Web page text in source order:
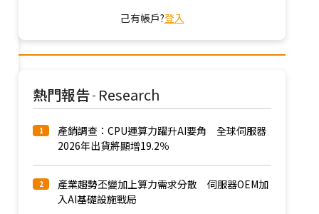
己有帳戶?登入
熱門報告 - Research
1
產銷調查：CPU運算力躍升AI要角 全球伺服器
2026年出貨將顯增19.2％
2
產業趨勢丕變加上算力需求分散 伺服器OEM加
入AI基礎設施戰局